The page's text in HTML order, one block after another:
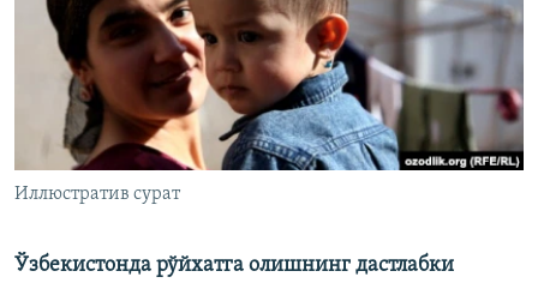
Иллюстратив сурат
Ўзбекистонда рўйхатга олишнинг дастлабки